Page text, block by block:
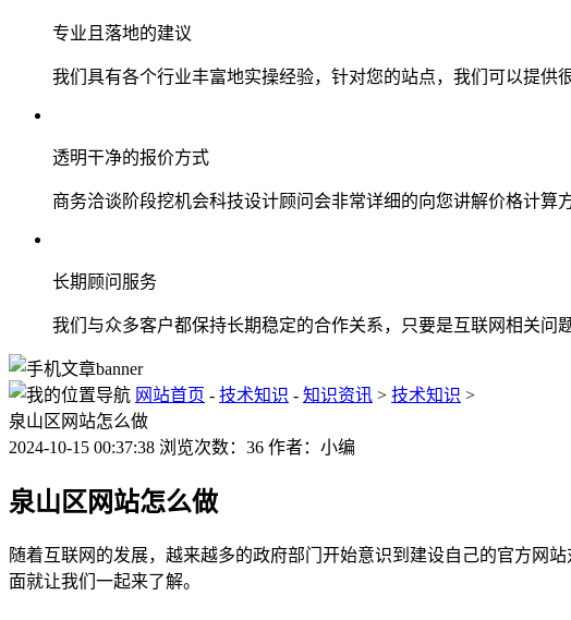
专业且落地的建议
我们具有各个行业丰富地实操经验，针对您的站点，我们可以提
透明干净的报价方式
商务洽谈阶段挖机会科技设计顾问会非常详细的向您讲解价格计
长期顾问服务
我们与众多客户都保持长期稳定的合作关系，只要是互联网相关
网站首页 - 技术知识 - 知识资讯 > 技术知识 >
泉山区网站怎么做
2024-10-15 00:37:38 浏览次数：36 作者：小编
泉山区网站怎么做
随着互联网的发展，越来越多的政府部门开始意识到建设自己的官方网
面就让我们一起来了解。